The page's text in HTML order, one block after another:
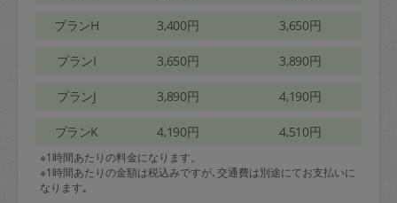
プランH 3,400円 3,650円
プランI 3,650円 3,890円
プランJ 3,890円 4,190円
プランK 4,190円 4,510円
※1時間あたりの料金になります。
※1時間あたりの金額は税込みですが､交通費は別途にてお支払いに
なります｡